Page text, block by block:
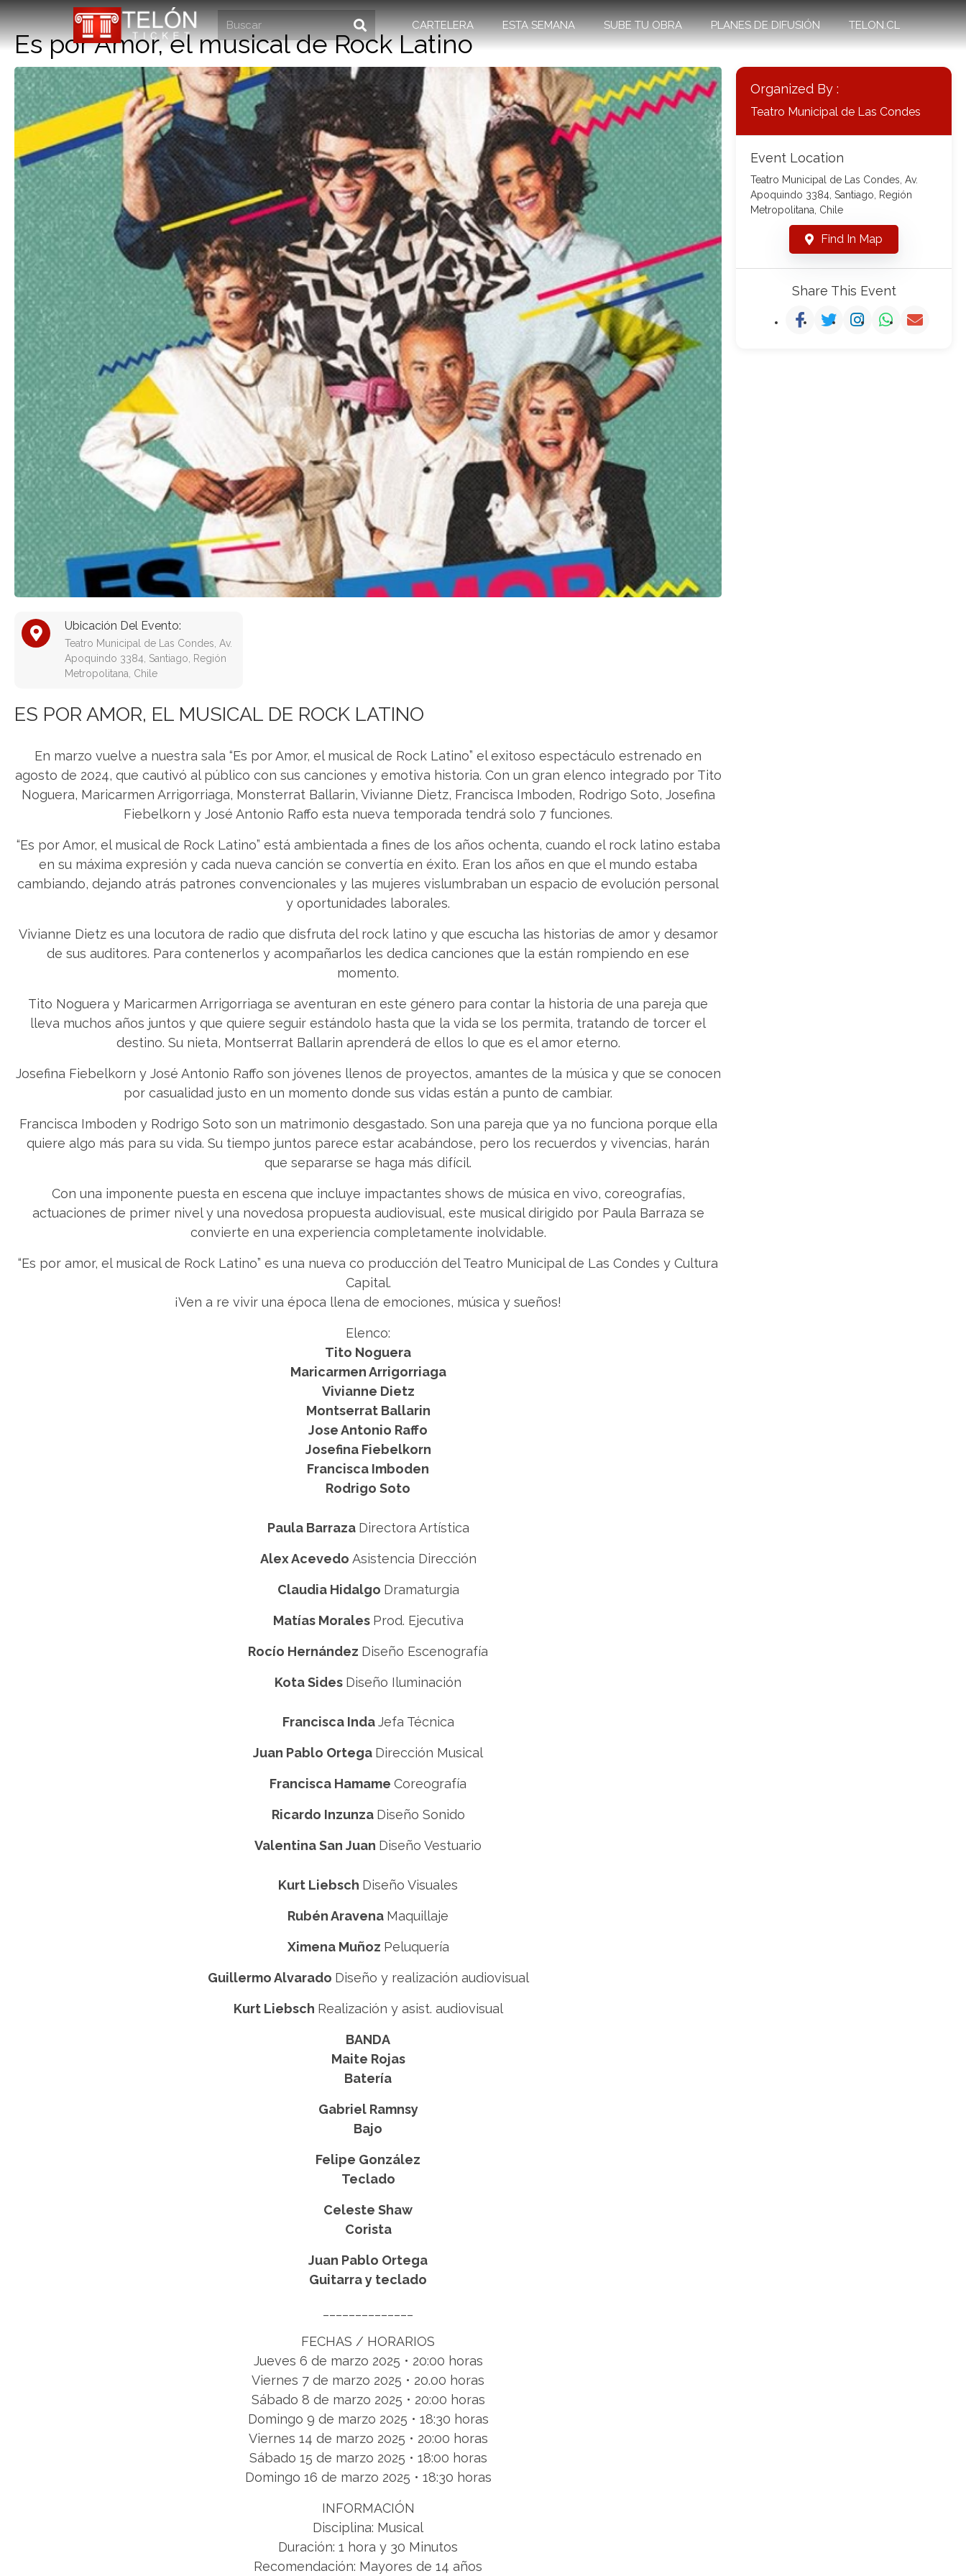
CARTELERA ESTA SEMANA SUBE TU OBRA PLANES DE DIFUSIÓN TELON.CL
Es por Amor, el musical de Rock Latino
Ubicación Del Evento:
Teatro Municipal de Las Condes, Av.
Apoquindo 3384, Santiago, Región
Metropolitana, Chile
ES POR AMOR, EL MUSICAL DE ROCK LATINO
En marzo vuelve a nuestra sala “Es por Amor, el musical de Rock Latino” el exitoso espectáculo estrenado en
agosto de 2024, que cautivó al público con sus canciones y emotiva historia. Con un gran elenco integrado por Tito
Noguera, Maricarmen Arrigorriaga, Monsterrat Ballarin, Vivianne Dietz, Francisca Imboden, Rodrigo Soto, Josefina
Fiebelkorn y José Antonio Raffo esta nueva temporada tendrá solo 7 funciones.
“Es por Amor, el musical de Rock Latino” está ambientada a fines de los años ochenta, cuando el rock latino estaba
en su máxima expresión y cada nueva canción se convertía en éxito. Eran los años en que el mundo estaba
cambiando, dejando atrás patrones convencionales y las mujeres vislumbraban un espacio de evolución personal
y oportunidades laborales.
Vivianne Dietz es una locutora de radio que disfruta del rock latino y que escucha las historias de amor y desamor
de sus auditores. Para contenerlos y acompañarlos les dedica canciones que la están rompiendo en ese
momento.
Tito Noguera y Maricarmen Arrigorriaga se aventuran en este género para contar la historia de una pareja que
lleva muchos años juntos y que quiere seguir estándolo hasta que la vida se los permita, tratando de torcer el
destino. Su nieta, Montserrat Ballarin aprenderá de ellos lo que es el amor eterno.
Josefina Fiebelkorn y José Antonio Raffo son jóvenes llenos de proyectos, amantes de la música y que se conocen
por casualidad justo en un momento donde sus vidas están a punto de cambiar.
Francisca Imboden y Rodrigo Soto son un matrimonio desgastado. Son una pareja que ya no funciona porque ella
quiere algo más para su vida. Su tiempo juntos parece estar acabándose, pero los recuerdos y vivencias, harán
que separarse se haga más difícil.
Con una imponente puesta en escena que incluye impactantes shows de música en vivo, coreografías,
actuaciones de primer nivel y una novedosa propuesta audiovisual, este musical dirigido por Paula Barraza se
convierte en una experiencia completamente inolvidable.
“Es por amor, el musical de Rock Latino” es una nueva co producción del Teatro Municipal de Las Condes y Cultura
Capital.
¡Ven a re vivir una época llena de emociones, música y sueños!
Elenco:
Tito Noguera
Maricarmen Arrigorriaga
Vivianne Dietz
Montserrat Ballarin
Jose Antonio Raffo
Josefina Fiebelkorn
Francisca Imboden
Rodrigo Soto
Paula Barraza Directora Artística
Alex Acevedo Asistencia Dirección
Claudia Hidalgo Dramaturgia
Matías Morales Prod. Ejecutiva
Rocío Hernández Diseño Escenografía
Kota Sides Diseño Iluminación
Francisca IndaJefa Técnica
Juan Pablo Ortega Dirección Musical
Francisca Hamame Coreografía
Ricardo Inzunza Diseño Sonido
Valentina San Juan Diseño Vestuario
Kurt Liebsch Diseño Visuales
Rubén Aravena Maquillaje
Ximena Muñoz Peluquería
Guillermo Alvarado Diseño y realización audiovisual
Kurt Liebsch Realización y asist. audiovisual
BANDA
Maite Rojas
Batería
Gabriel Ramnsy
Bajo
Felipe González
Teclado
Celeste Shaw
Corista
Juan Pablo Ortega
Guitarra y teclado
FECHAS / HORARIOS
Jueves 6 de marzo 2025 • 20:00 horas
Viernes 7 de marzo 2025 • 20.00 horas
Sábado 8 de marzo 2025 • 20:00 horas
Domingo 9 de marzo 2025 • 18:30 horas
Viernes 14 de marzo 2025 • 20:00 horas
Sábado 15 de marzo 2025 • 18:00 horas
Domingo 16 de marzo 2025 • 18:30 horas
INFORMACIÓN
Disciplina: Musical
Duración: 1 hora y 30 Minutos
Recomendación: Mayores de 14 años
Organized By :
Teatro Municipal de Las Condes
Event Location
Teatro Municipal de Las Condes, Av.
Apoquindo 3384, Santiago, Región
Metropolitana, Chile
Find In Map
Share This Event